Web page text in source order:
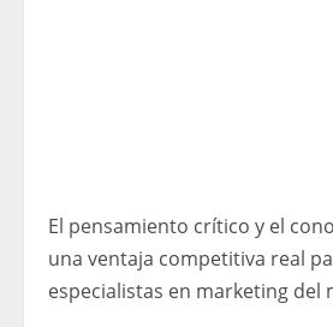
El pensamiento crítico y el
una ventaja competitiva real
especialistas en marketing del